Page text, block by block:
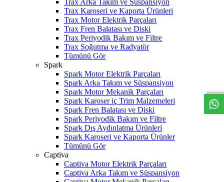
Trax Arka Takım ve Süspansiyon
Trax Karoseri ve Kaporta Ürünleri
Trax Motor Elektrik Parçaları
Trax Fren Balatası ve Diski
Trax Periyodik Bakım ve Filtre
Trax Soğutma ve Radyatör
Tümünü Gör
Spark
Spark Motor Elektrik Parçaları
Spark Arka Takım ve Süspansiyon
Spark Motor Mekanik Parçaları
Spark Karoser iç Trim Malzemeleri
Spark Fren Balatası ve Diski
Spark Periyodik Bakım ve Filtre
Spark Dış Aydınlatma Ürünleri
Spark Karoseri ve Kaporta Ürünler
Tümünü Gör
Captiva
Captiva Motor Elektrik Parçaları
Captiva Arka Takım ve Süspansiyon